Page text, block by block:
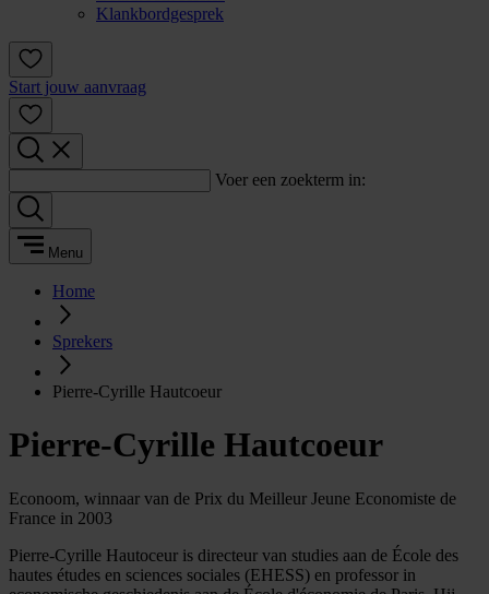
Klankbordgesprek
Start jouw aanvraag
Voer een zoekterm in:
Menu
Home
Sprekers
Pierre-Cyrille Hautcoeur
Pierre-Cyrille Hautcoeur
Econoom, winnaar van de Prix du Meilleur Jeune Economiste de
France in 2003
Pierre-Cyrille Hautoceur is directeur van studies aan de École des
hautes études en sciences sociales (EHESS) en professor in